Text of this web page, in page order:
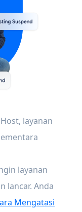
layanan
layanan
lancar. Anda
Mengatasi